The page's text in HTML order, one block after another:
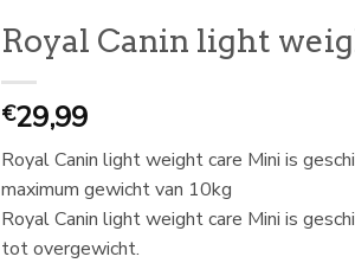
Royal Canin light
€29,99
Royal Canin light weight care Mini is
maximum gewicht van 10kg
Royal Canin light weight care Mini is
tot overgewicht.